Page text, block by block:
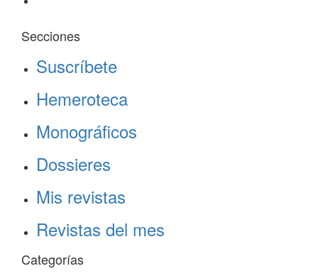
Secciones
Suscríbete
Hemeroteca
Monográficos
Dossieres
Mis revistas
Revistas del mes
Categorías